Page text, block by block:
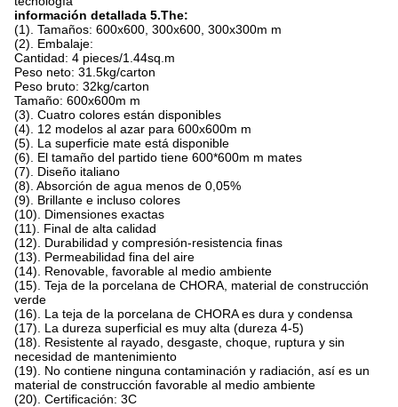
información detallada 5.The:
(1). Tamaños: 600x600, 300x600, 300x300m m
(2). Embalaje:
Cantidad: 4 pieces/1.44sq.m
Peso neto: 31.5kg/carton
Peso bruto: 32kg/carton
Tamaño: 600x600m m
(3). Cuatro colores están disponibles
(4). 12 modelos al azar para 600x600m m
(5). La superficie mate está disponible
(6). El tamaño del partido tiene 600*600m m mates
(7). Diseño italiano
(8). Absorción de agua menos de 0,05%
(9). Brillante e incluso colores
(10). Dimensiones exactas
(11). Final de alta calidad
(12). Durabilidad y compresión-resistencia finas
(13). Permeabilidad fina del aire
(14). Renovable, favorable al medio ambiente
(15). Teja de la porcelana de CHORA, material de construcción
verde
(16). La teja de la porcelana de CHORA es dura y condensa
(17). La dureza superficial es muy alta (dureza 4-5)
(18). Resistente al rayado, desgaste, choque, ruptura y sin
necesidad de mantenimiento
(19). No contiene ninguna contaminación y radiación, así es un
material de construcción favorable al medio ambiente
(20). Certificación: 3C